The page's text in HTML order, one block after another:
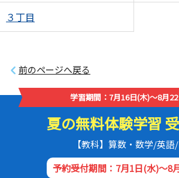
３丁目
前のページへ戻る
学習期間：7月16日(木)～8月
夏の無料体験学習
【教科】算数・数学/英語
予約受付期間：7月1日(水)～8